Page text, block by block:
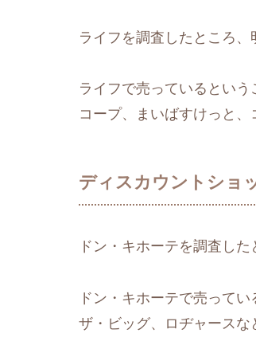
ライフを調査したところ、
ライフで売っているという
コープ、まいばすけっと、
ディスカウントショ
ドン・キホーテを調査し
ドン・キホーテで売って
ザ・ビッグ、ロヂャースな